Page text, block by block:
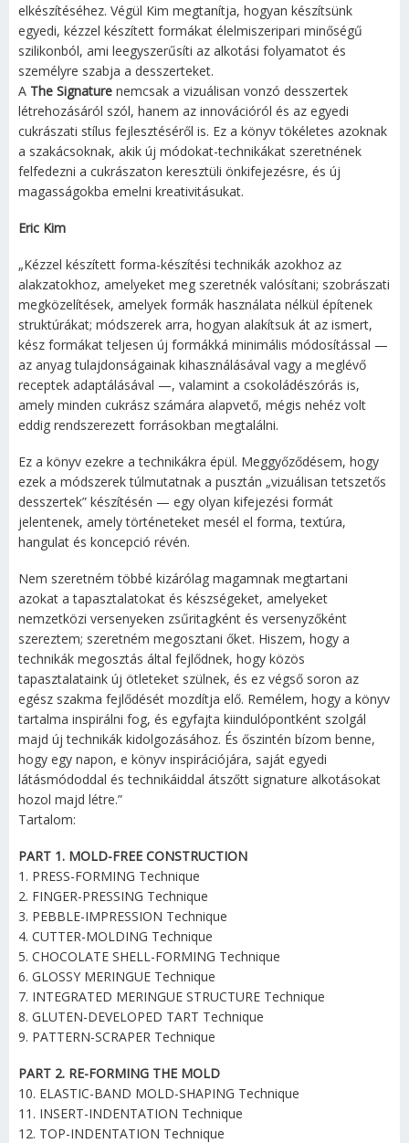
elkészítéséhez. Végül Kim megtanítja, hogyan készítsünk
egyedi, kézzel készített formákat élelmiszeripari minőségű
szilikonból, ami leegyszerűsíti az alkotási folyamatot és
személyre szabja a desszerteket.
A The Signature nemcsak a vizuálisan vonzó desszertek
létrehozásáról szól, hanem az innovációról és az egyedi
cukrászati stílus fejlesztéséről is. Ez a könyv tökéletes azoknak
a szakácsoknak, akik új módokat-technikákat szeretnének
felfedezni a cukrászaton keresztüli önkifejezésre, és új
magasságokba emelni kreativitásukat.
Eric Kim
„Kézzel készített forma-készítési technikák azokhoz az
alakzatokhoz, amelyeket meg szeretnék valósítani; szobrászati
megközelítések, amelyek formák használata nélkül építenek
struktúrákat; módszerek arra, hogyan alakítsuk át az ismert,
kész formákat teljesen új formákká minimális módosítással —
az anyag tulajdonságainak kihasználásával vagy a meglévő
receptek adaptálásával —, valamint a csokoládészórás is,
amely minden cukrász számára alapvető, mégis nehéz volt
eddig rendszerezett forrásokban megtalálni.
Ez a könyv ezekre a technikákra épül. Meggyőződésem, hogy
ezek a módszerek túlmutatnak a pusztán „vizuálisan tetszetős
desszertek” készítésén — egy olyan kifejezési formát
jelentenek, amely történeteket mesél el forma, textúra,
hangulat és koncepció révén.
Nem szeretném többé kizárólag magamnak megtartani
azokat a tapasztalatokat és készségeket, amelyeket
nemzetközi versenyeken zsűritagként és versenyzőként
szereztem; szeretném megosztani őket. Hiszem, hogy a
technikák megosztás által fejlődnek, hogy közös
tapasztalataink új ötleteket szülnek, és ez végső soron az
egész szakma fejlődését mozdítja elő. Remélem, hogy a könyv
tartalma inspirálni fog, és egyfajta kiindulópontként szolgál
majd új technikák kidolgozásához. És őszintén bízom benne,
hogy egy napon, e könyv inspirációjára, saját egyedi
látásmódoddal és technikáiddal átszőtt signature alkotásokat
hozol majd létre.”
Tartalom:
PART 1. MOLD-FREE CONSTRUCTION
1. PRESS-FORMING Technique
2. FINGER-PRESSING Technique
3. PEBBLE-IMPRESSION Technique
4. CUTTER-MOLDING Technique
5. CHOCOLATE SHELL-FORMING Technique
6. GLOSSY MERINGUE Technique
7. INTEGRATED MERINGUE STRUCTURE Technique
8. GLUTEN-DEVELOPED TART Technique
9. PATTERN-SCRAPER Technique
PART 2. RE-FORMING THE MOLD
10. ELASTIC-BAND MOLD-SHAPING Technique
11. INSERT-INDENTATION Technique
12. TOP-INDENTATION Technique